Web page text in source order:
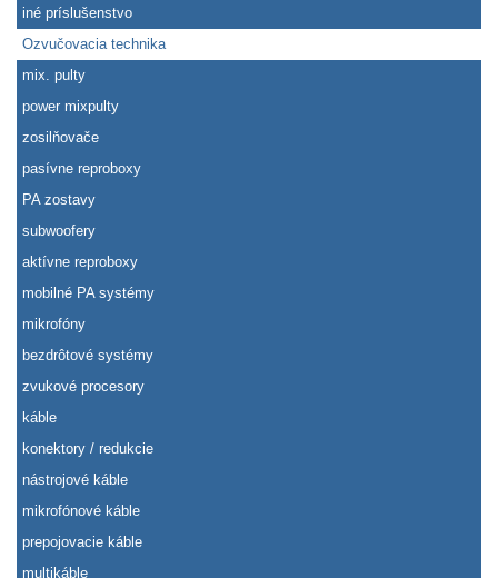
iné príslušenstvo
Ozvučovacia technika
mix. pulty
power mixpulty
zosilňovače
pasívne reproboxy
PA zostavy
subwoofery
aktívne reproboxy
mobilné PA systémy
mikrofóny
bezdrôtové systémy
zvukové procesory
káble
konektory / redukcie
nástrojové káble
mikrofónové káble
prepojovacie káble
multikáble